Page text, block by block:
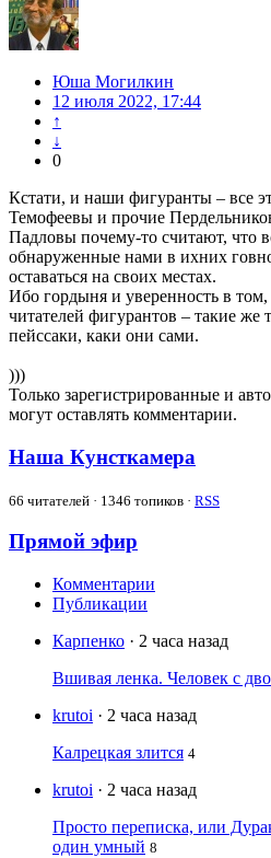
Юша Могилкин
12 июля 2022, 17:44
↑
↓
0
Кстати, и наши фигуранты – все
Темофеевы и прочие
Падловы почему-то считают, что
обнаруженные нами в ихних
оставаться на своих местах.
Ибо гордыня и уверенность в том,
читателей фигурантов – такие же
пейссаки, каки они сами.
)))
Только зарегистрированные и
могут оставлять комментарии.
Наша Кунсткамера
66 читателей · 1346 топиков · RSS
Прямой эфир
Комментарии
Публикации
Карпенко · 2 часа назад
Вшивая ленка. Человек с
krutoi · 2 часа назад
Калрецкая злится 4
krutoi · 2 часа назад
Просто переписка, или
один умный 8